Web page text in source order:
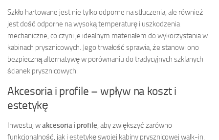
Szkło hartowane jest nie tylko odporne na stłuczenia, ale również
jest dość odporne na wysoką temperaturę i uszkodzenia
mechaniczne, co czyni je idealnym materiałem do wykorzystania w
kabinach prysznicowych. Jego trwałość sprawia, że stanowi ono
bezpieczną alternatywę w porównaniu do tradycyjnych szklanych
ścianek prysznicowych.
Akcesoria i profile – wpływ na koszt i
estetykę
Inwestuj wakcesoria i profile, aby zwiększyć zarówno
funkcjonalność, jak i estetykę swojej kabiny prysznicowej walk-in.